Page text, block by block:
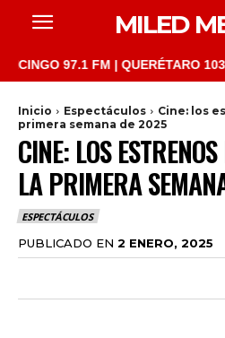
MILED
FM | QUERÉTARO 103.1
Inicio Espectáculos
Cine: los
primera semana de 2025
CINE: LOS
LA PRIMERA
ESPECTÁCULOS
PUBLICADO EN 2 ENERO, 2025